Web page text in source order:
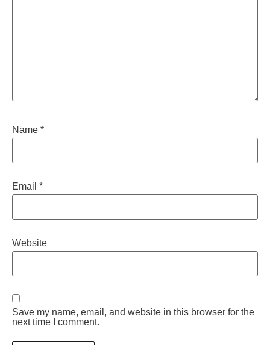
Name *
Email *
Website
Save my name, email, and website in this browser for the
next time I comment.